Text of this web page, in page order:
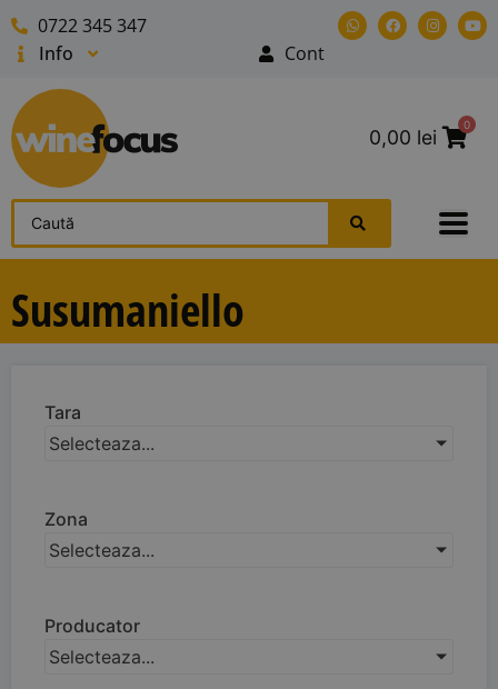
0722 345 347
Info
Cont
0,00 lei
0
Susumaniello
Tara
Selecteaza...
Zona
Selecteaza...
Producator
Selecteaza...